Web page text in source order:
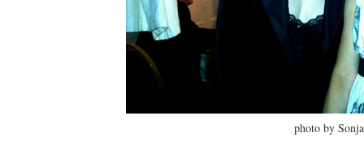
photo by Sonja